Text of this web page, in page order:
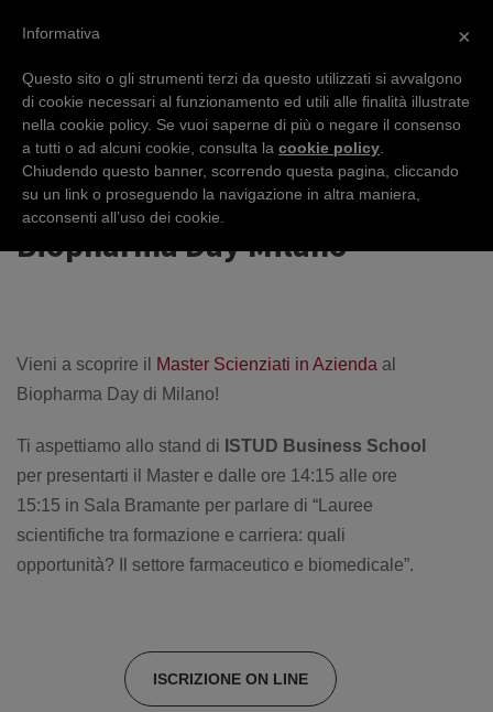
EVENTS
Biopharma Day Milano
Vieni a scoprire il Master Scienziati in Azienda al
Biopharma Day di Milano!
Ti aspettiamo allo stand di ISTUD Business School
per presentarti il Master e dalle ore 14:15 alle ore
15:15 in Sala Bramante per parlare di “Lauree
scientifiche tra formazione e carriera: quali
opportunità? Il settore farmaceutico e biomedicale”.
ISCRIZIONE ON LINE
×
Informativa
Questo sito o gli strumenti terzi da questo utilizzati si avvalgono
di cookie necessari al funzionamento ed utili alle finalità illustrate
nella cookie policy. Se vuoi saperne di più o negare il consenso
a tutti o ad alcuni cookie, consulta la cookie policy
Chiudendo questo banner, scorrendo questa pagina, cliccando
su un link o proseguendo la navigazione in altra maniera,
acconsenti all’uso dei cookie.